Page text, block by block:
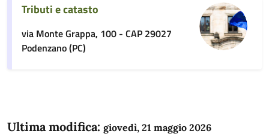
Tributi e catasto
via Monte Grappa, 100 - CAP 29027
Podenzano (PC)
Ultima modifica: giovedì, 21 maggio 2026